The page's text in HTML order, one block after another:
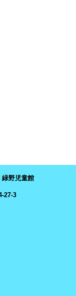
緑野児童館
27-3